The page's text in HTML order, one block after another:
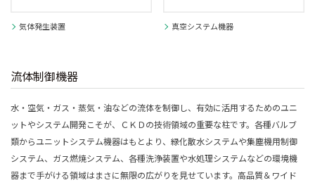
気体発生装置 真空システム機器
流体制御機器
水・空気・ガス・蒸気・油などの流体を制御し、有効に活用するためのユニ
ットやシステム開発こそが、ＣＫＤの技術領域の重要な柱です。各種バルブ
類からユニットシステム機器はもとより、緑化散水システムや集塵機用制御
システム、ガス燃焼システム、各種洗浄装置や水処理システムなどの環境機
器まで手がける領域はまさに無限の広がりを見せています。高品質＆ワイド